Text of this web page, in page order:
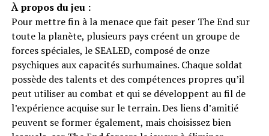
À propos du jeu :
Pour mettre fin à la menace que fait peser The End sur
toute la planète, plusieurs pays créent un groupe de
forces spéciales, le SEALED, composé de onze
psychiques aux capacités surhumaines. Chaque soldat
possède des talents et des compétences propres qu’il
peut utiliser au combat et qui se développent au fil de
l’expérience acquise sur le terrain. Des liens d’amitié
peuvent se former également, mais choisissez bien